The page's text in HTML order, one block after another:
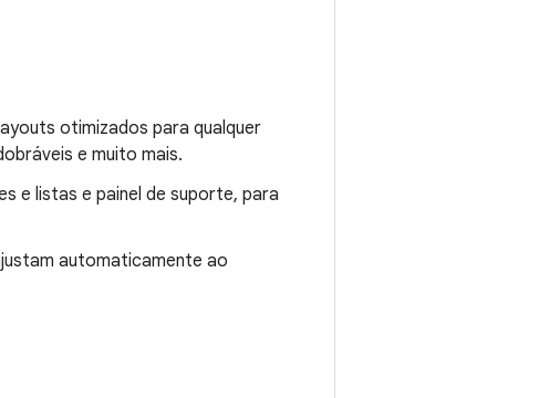
otimizados para qualquer
e muito mais.
e listas e painel de suporte, para
automaticamente ao